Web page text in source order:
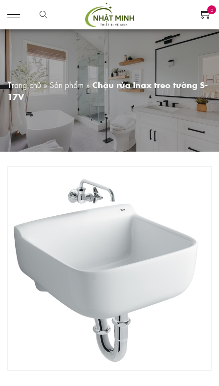
0
Trang chủ»Sản phẩm » Chậu rửa Inax treo tường S-
17V